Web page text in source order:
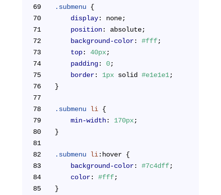
69
.submenu {
70
display: none;
71
position: absolute;
72
background-color: #fff;
73
top: 40px;
74
padding: 0;
75
border: 1px solid #e1e1e1;
76
}
77
78
.submenu li {
79
min-width: 170px;
80
}
81
82
.submenu li:hover {
83
background-color: #7c4dff;
84
color: #fff;
85
}